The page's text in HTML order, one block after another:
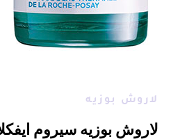
لاروش بوزيه
لاروش بوزيه سيروم